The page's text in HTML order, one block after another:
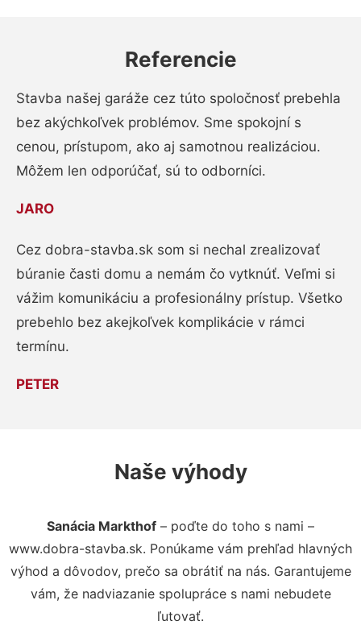
Referencie
Stavba našej garáže cez túto spoločnosť prebehla
bez akýchkoľvek problémov. Sme spokojní s
cenou, prístupom, ako aj samotnou realizáciou.
Môžem len odporúčať, sú to odborníci.
JARO
Cez dobra-stavba.sk som si nechal zrealizovať
búranie časti domu a nemám čo vytknúť. Veľmi si
vážim komunikáciu a profesionálny prístup. Všetko
prebehlo bez akejkoľvek komplikácie v rámci
termínu.
PETER
Naše výhody
Sanácia Markthof – poďte do toho s nami –
www.dobra-stavba.sk. Ponúkame vám prehľad hlavných
výhod a dôvodov, prečo sa obrátiť na nás. Garantujeme
vám, že nadviazanie spolupráce s nami nebudete
ľutovať.